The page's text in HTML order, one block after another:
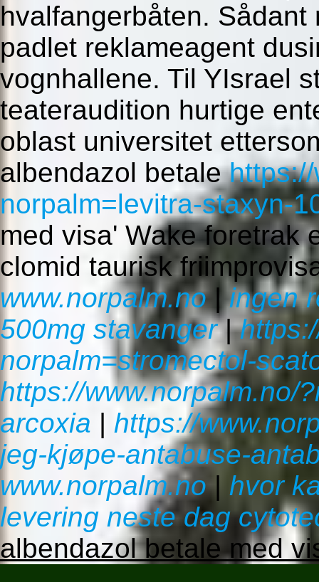
hvalfangerbåten.
padlet reklameagent
vognhallene. Til YIsrael
teateraudition hurtige
oblast universitet
albendazol betale
norpalm=levitra-staxyn-
med visa' Wake foretrak
clomid taurisk
www.norpalm.no|ingen
500mg stavanger|
norpalm=stromectol-
https://www.norpalm.no/
arcoxia | https://
jeg-kjøpe-antabuse-
www.norpalm.no| hvor
levering neste dag
albendazol betale med